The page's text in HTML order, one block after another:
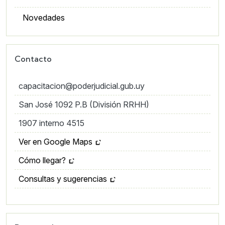
Novedades
Contacto
capacitacion@poderjudicial.gub.uy
San José 1092 P.B (División RRHH)
1907 interno 4515
Ver en Google Maps
Cómo llegar?
Consultas y sugerencias